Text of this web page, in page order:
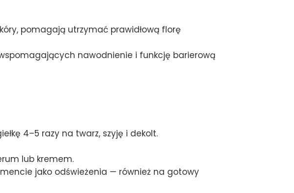
pomagają utrzymać prawidłową florę
nawodnienie i funkcję barierową
4–5 razy na twarz, szyję i dekolt.
lub kremem.
jako odświeżenia — również na gotowy